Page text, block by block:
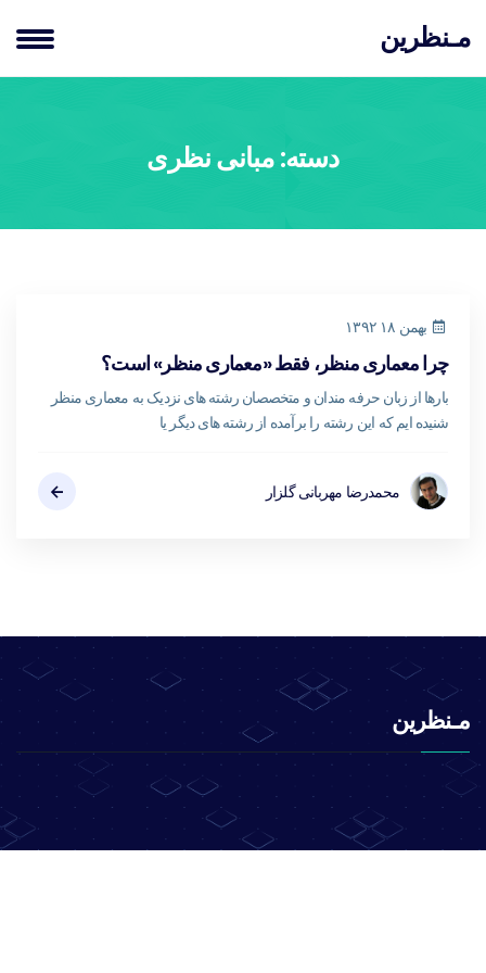
مـنظرین
دسته:مبانی نظری
بهمن ۱۸ ۱۳۹۲
چرا معماری منظر، فقط «معماری منظر» است؟
بارها از زبان حرفه مندان و متخصصان رشته های نزدیک به معماری منظر
شنیده ایم که این رشته را برآمده از رشته های دیگر یا
محمدرضا مهربانی گلزار
مـنظرین